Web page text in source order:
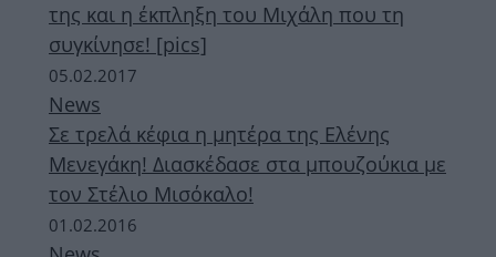
της και η έκπληξη του Μιχάλη που τη
συγκίνησε! [pics]
05.02.2017
News
Σε τρελά κέφια η μητέρα της Ελένης
Μενεγάκη! Διασκέδασε στα μπουζούκια με
τον Στέλιο Μισόκαλο!
01.02.2016